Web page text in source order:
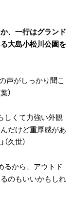
、一行はグランド
大島小松川公園を
声がしっかり聞こ
）
しくて力強い外観
だけど重厚感があ
久世）
るから、アウトド
のもいいかもしれ